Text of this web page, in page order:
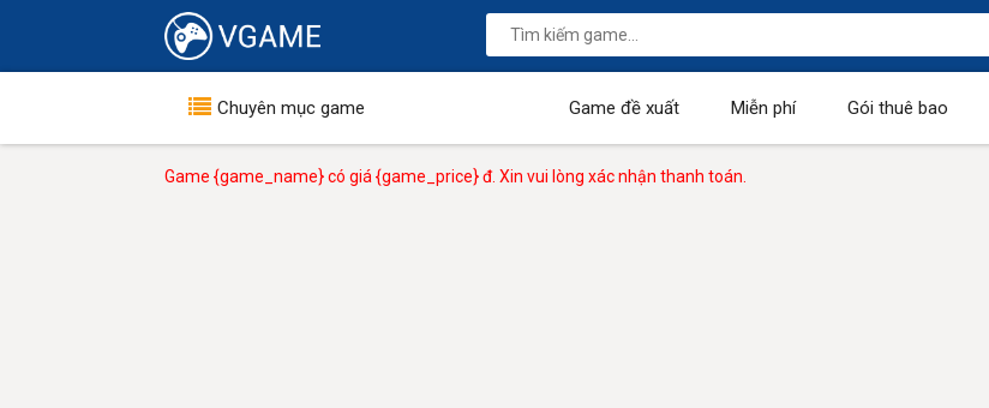
Chuyên mục game Game đề xuất Miễn phí Gói thuê bao
Game {game_name} có giá {game_price} đ. Xin vui lòng xác nhận thanh toán.